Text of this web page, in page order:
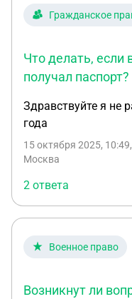
И повлияет ли на
службы в армии?
Гражданское
Что делать, если
получал паспорт?
Здравствуйте я не
года
15 октября 2025, 10:49
Москва
2 ответа
Военное право
Возникнут ли